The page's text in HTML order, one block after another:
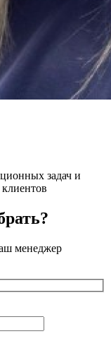
задач и
менеджер